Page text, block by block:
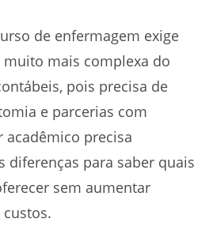
de enfermagem exige
mais complexa do
pois precisa de
e parcerias com
precisa
diferenças para saber quais
sem aumentar